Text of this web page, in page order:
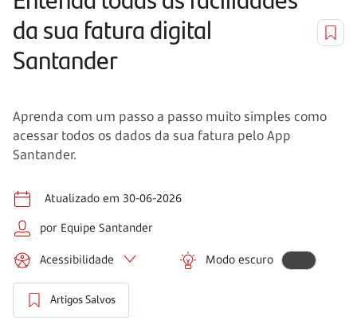
da sua fatura digital
Santander
Aprenda com um passo a passo muito simples como
acessar todos os dados da sua fatura pelo App
Santander.
Atualizado em 30-06-2026
por Equipe Santander
Acessibilidade Modo escuro
Artigos Salvos